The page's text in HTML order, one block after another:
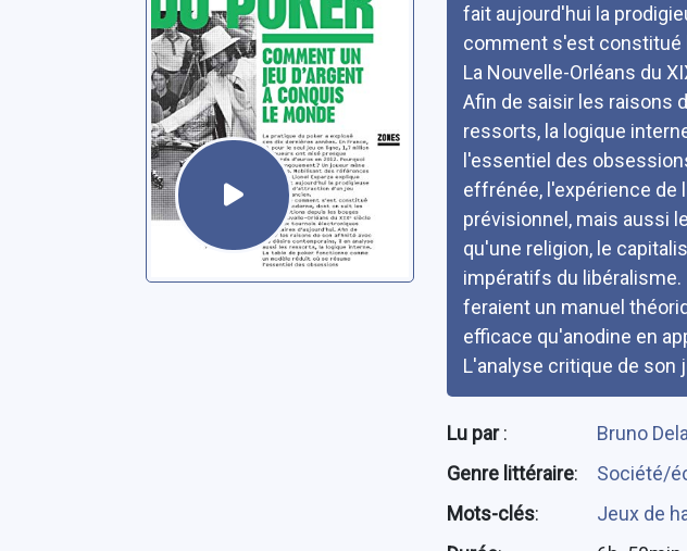
fait aujourd'hui la
comment s'est constitué
La Nouvelle-Orléans du
Afin de saisir les raisons
ressorts, la logique
l'essentiel des
effrénée, l'expérience de
prévisionnel, mais aussi
qu'une religion, le
impératifs du
feraient un manuel
efficace qu'anodine en
L'analyse critique de
Lu par:
Bruno
Genre littéraire:
Société/
Mots-clés: Jeux de